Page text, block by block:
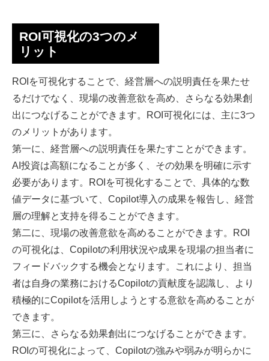
ROI可視化の3つのメ
リット
ROIを可視化することで、経営層への説明責任を果たせ
るだけでなく、現場の改善意欲を高め、さらなる効果創
出につなげることができます。ROI可視化には、主に3つ
のメリットがあります。
第一に、経営層への説明責任を果たすことができます。
AI投資は高額になることが多く、その効果を明確に示す
必要があります。ROIを可視化することで、具体的な数
値データに基づいて、Copilot導入の成果を報告し、経営
層の理解と支持を得ることができます。
第二に、現場の改善意欲を高めることができます。ROI
の可視化は、Copilotの利用状況や成果を現場の担当者に
フィードバックする機会となります。これにより、担当
者は自身の業務におけるCopilotの貢献度を認識し、より
積極的にCopilotを活用しようとする意欲を高めることが
できます。
第三に、さらなる効果創出につなげることができます。
ROIの可視化によって、Copilotの強みや弱みが明らかに